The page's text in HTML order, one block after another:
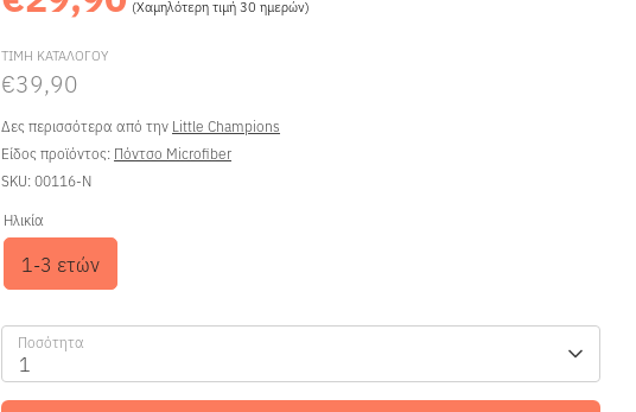
(Χαμηλότερη τιμή 30 ημερών)
ΤΙΜΗ ΚΑΤΑΛΟΓΟΥ
€39,90
Δες περισσότερα από την Little Champions
Είδος προϊόντος: Πόντσο Microfiber
SKU:00116-N
Ηλικία
1-3 ετών
Ποσότητα
1